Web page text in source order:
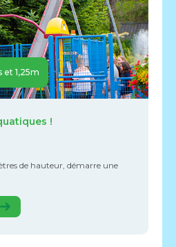
et 1,25m
!
de hauteur, démarre une